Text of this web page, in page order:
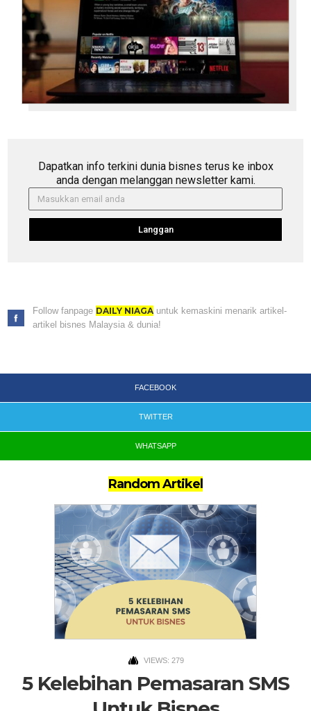
Dapatkan info terkini dunia bisnes terus ke inbox
anda dengan melanggan newsletter kami.
Langgan
Follow fanpage DAILY NIAGAuntuk kemaskini menarik artikel-
artikel bisnes Malaysia & dunia!
FACEBOOK
TWITTER
WHATSAPP
Random Artikel
VIEWS: 279
5 Kelebihan Pemasaran SMS